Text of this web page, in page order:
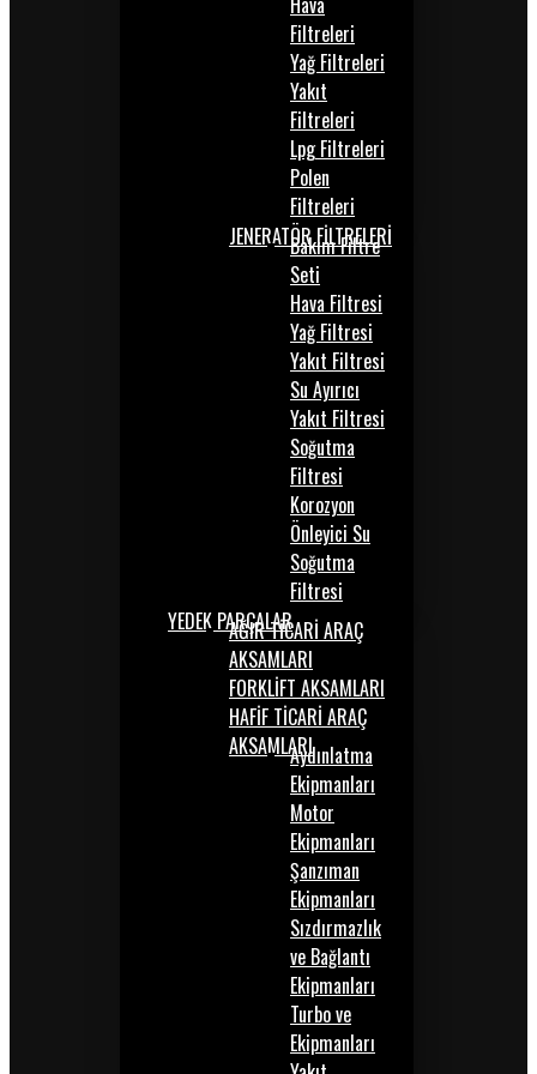
Filtreleri
Yağ Filtreleri
Yakıt
Filtreleri
Lpg Filtreleri
Polen
Filtreleri
JENERATÖR FİLTRELERİ
Bakım Filtre
Seti
Hava Filtresi
Yağ Filtresi
Yakıt Filtresi
Su Ayırıcı
Yakıt Filtresi
Soğutma
Filtresi
Korozyon
Önleyici Su
Soğutma
Filtresi
YEDEK PARÇALARAĞIR TİCARİ ARAÇ
AKSAMLARI
FORKLİFT AKSAMLARI
HAFİF TİCARİ ARAÇ
AKSAMLARIAydınlatma
Ekipmanları
Motor
Ekipmanları
Şanzıman
Ekipmanları
Sızdırmazlık
ve Bağlantı
Ekipmanları
Turbo ve
Ekipmanları